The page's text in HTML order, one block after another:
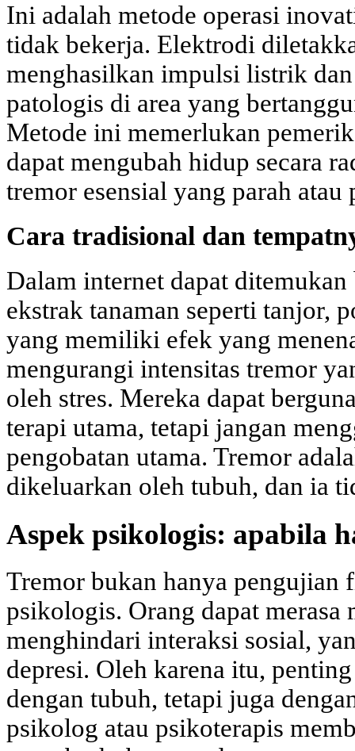
Ini adalah metode operasi
tidak bekerja. Elektrodi
menghasilkan impulsi listrik
patologis di area yang
Metode ini memerlukan
dapat mengubah hidup secara
tremor esensial yang parah
Cara tradisional dan
Dalam internet dapat
ekstrak tanaman seperti tanjor,
yang memiliki efek yang
mengurangi intensitas tremor
oleh stres. Mereka dapat
terapi utama, tetapi jangan
pengobatan utama. Tremor
dikeluarkan oleh tubuh, dan ia
Aspek psikologis: apabila
Tremor bukan hanya pengujian
psikologis. Orang dapat merasa
menghindari interaksi sosial,
depresi. Oleh karena itu,
dengan tubuh, tetapi juga
psikolog atau psikoterapis